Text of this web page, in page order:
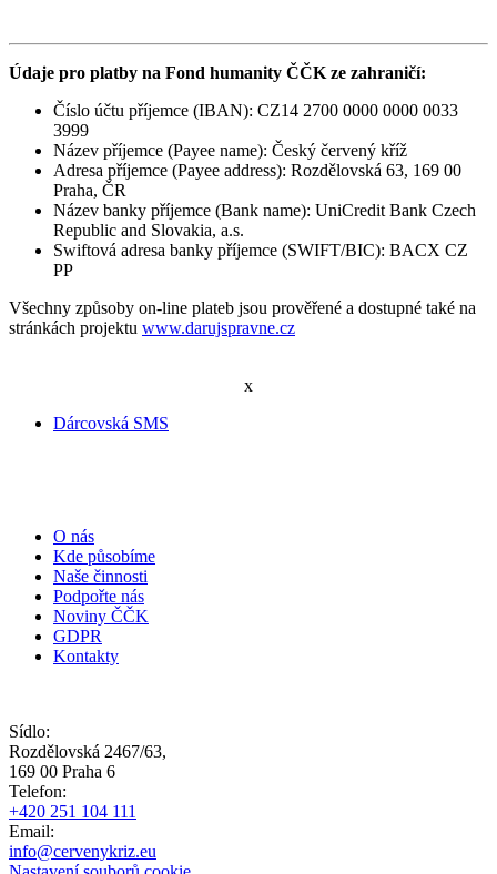
Údaje pro platby na Fond humanity ČČK ze zahraničí:
Číslo účtu příjemce (IBAN): CZ14 2700 0000 0000 0033
3999
Název příjemce (Payee name): Český červený kříž
Adresa příjemce (Payee address): Rozdělovská 63, 169 00
Praha, ČR
Název banky příjemce (Bank name): UniCredit Bank Czech
Republic and Slovakia, a.s.
Swiftová adresa banky příjemce (SWIFT/BIC): BACX CZ
PP
Všechny způsoby on-line plateb jsou prověřené a dostupné také na
stránkách projektu www.darujspravne.cz
x
Dárcovská SMS
O nás
Kde působíme
Naše činnosti
Podpořte nás
Noviny ČČK
GDPR
Kontakty
Sídlo:
Rozdělovská 2467/63,
169 00 Praha 6
Telefon:
+420 251 104 111
Email:
info@cervenykriz.eu